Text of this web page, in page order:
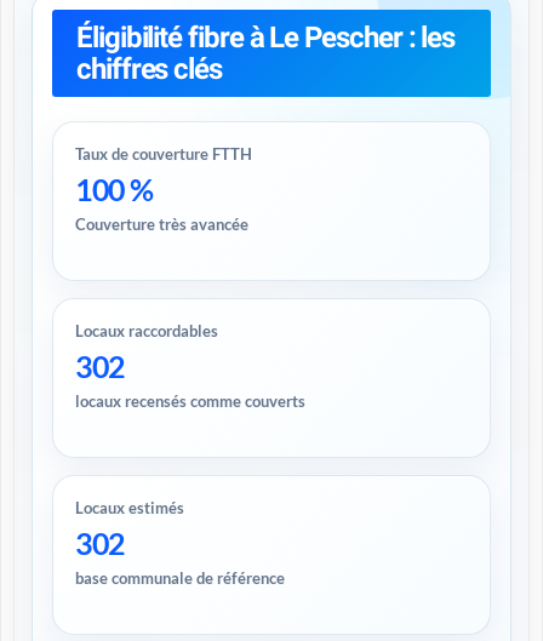
Éligibilité fibre à Le Pescher : les
chiffres clés
Taux de couverture FTTH
100 %
Couverture très avancée
Locaux raccordables
302
locaux recensés comme couverts
Locaux estimés
302
base communale de référence